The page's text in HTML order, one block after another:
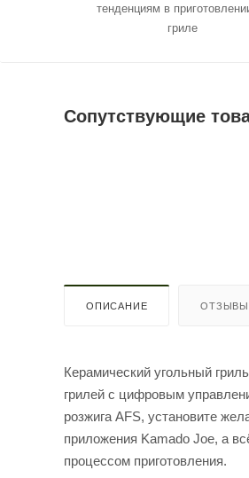
тенденциям в
гриле
Сопутствующие
ОПИСАНИЕ ОТЗЫВЫ
Керамический угольный
грилей с цифровым
розжига AFS, установите
приложения Kamado Joe, а
процессом приготовления.